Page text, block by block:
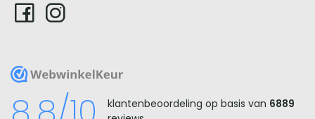
WebwinkelKeur
klantenbeoordeling op basis van 6889